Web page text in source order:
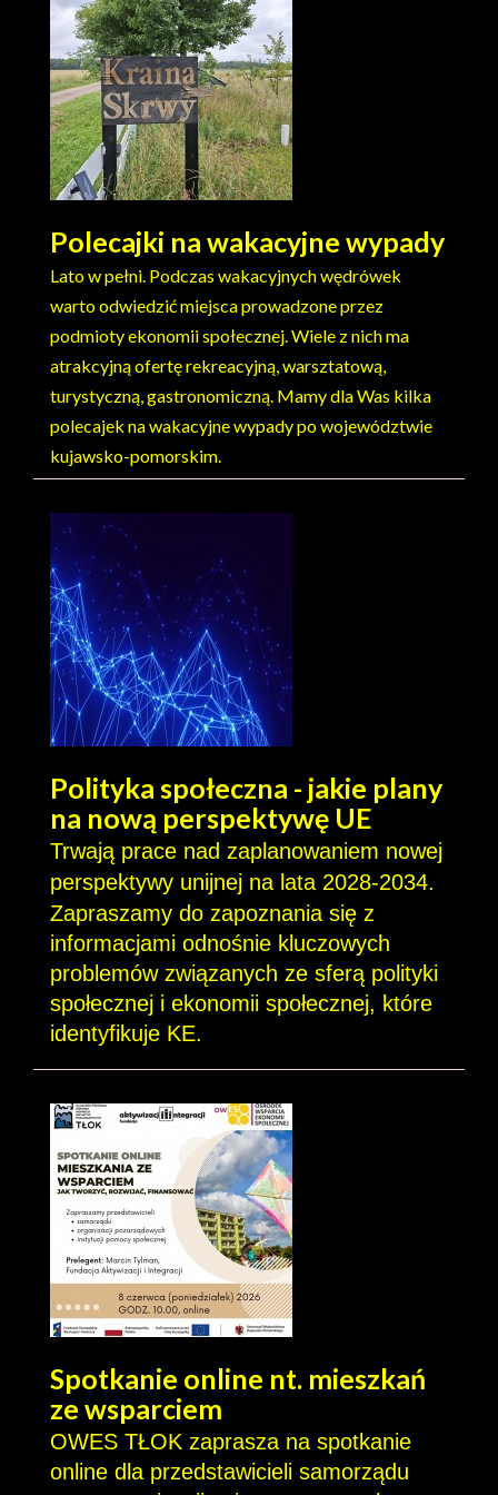
Polecajki na wakacyjne wypady
Lato w pełni. Podczas wakacyjnych wędrówek
warto odwiedzić miejsca prowadzone przez
podmioty ekonomii społecznej. Wiele z nich ma
atrakcyjną ofertę rekreacyjną, warsztatową,
turystyczną, gastronomiczną. Mamy dla Was kilka
polecajek na wakacyjne wypady po województwie
kujawsko-pomorskim.
Polityka społeczna - jakie plany
na nową perspektywę UE
Trwają prace nad zaplanowaniem nowej
perspektywy unijnej na lata 2028-2034.
Zapraszamy do zapoznania się z
informacjami odnośnie kluczowych
problemów związanych ze sferą polityki
społecznej i ekonomii społecznej, które
identyfikuje KE.
Spotkanie online nt. mieszkań
ze wsparciem
OWES TŁOK zaprasza na spotkanie
online dla przedstawicieli samorządu